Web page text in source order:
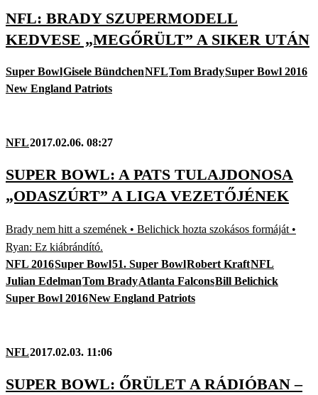
NFL: BRADY SZUPERMODELL
KEDVESE „MEGŐRÜLT” A SIKER UTÁN
Super BowlGisele BündchenNFLTom BradySuper Bowl 2016
New England Patriots
NFL2017.02.06. 08:27
SUPER BOWL: A PATS TULAJDONOSA
„ODASZÚRT” A LIGA VEZETŐJÉNEK
Brady nem hitt a szemének • Belichick hozta szokásos formáját •
Ryan: Ez kiábrándító.
NFL 2016Super Bowl51. Super BowlRobert KraftNFL
Julian EdelmanTom BradyAtlanta FalconsBill Belichick
Super Bowl 2016New England Patriots
NFL2017.02.03. 11:06
SUPER BOWL: ŐRÜLET A RÁDIÓBAN –